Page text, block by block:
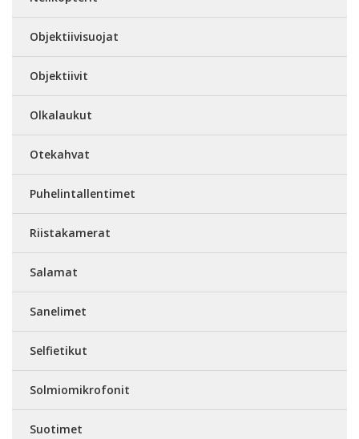
Objektiivisuojat
Objektiivit
Olkalaukut
Otekahvat
Puhelintallentimet
Riistakamerat
Salamat
Sanelimet
Selfietikut
Solmiomikrofonit
Suotimet